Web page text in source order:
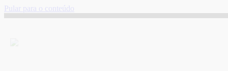
Pular para o conteúdo